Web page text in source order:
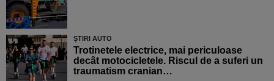
ȘTIRI AUTO
Trotinetele electrice, mai periculoase
decât motocicletele. Riscul de a suferi un
traumatism cranian…